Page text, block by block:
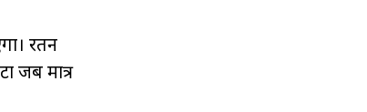
रतन
जब मात्र